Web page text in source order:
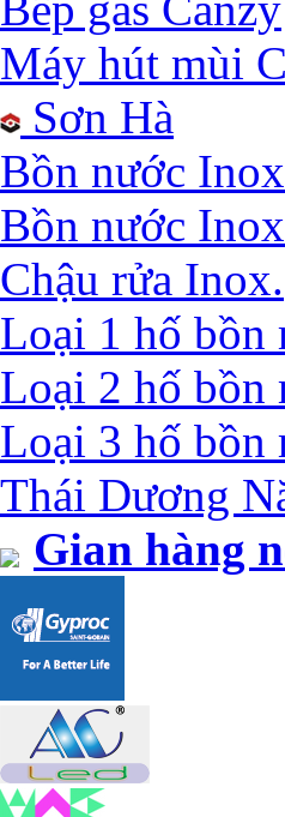
Máy hút mùi
Sơn Hà
Bồn nước
Bồn nước
Chậu rửa Inox.
Loại 1 hố bồn
Loại 2 hố bồn
Loại 3 hố bồn
Thái Dương
Gian hàng